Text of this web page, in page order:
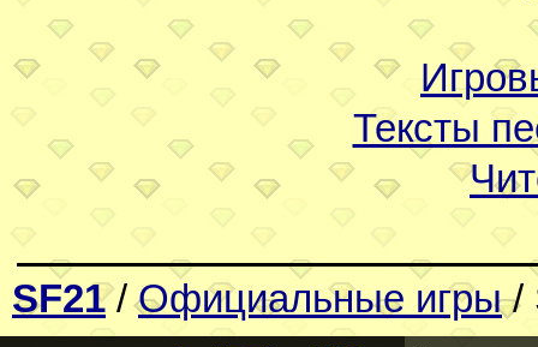
Тексты
SF21/Официальные игры/